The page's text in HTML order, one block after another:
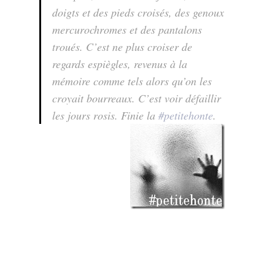
doigts et des pieds croisés, des genoux
mercurochromes et des pantalons
troués. C’est ne plus croiser de
regards espiègles, revenus à la
mémoire comme tels alors qu’on les
croyait bourreaux. C’est voir défaillir
les jours rosis. Finie la #petitehonte.